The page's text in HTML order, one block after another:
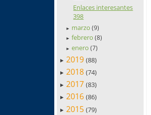
Enlaces interesantes
398
► marzo(9)
► febrero(8)
► enero(7)
► 2019 (88)
► 2018 (74)
► 2017 (83)
► 2016 (86)
► 2015 (79)